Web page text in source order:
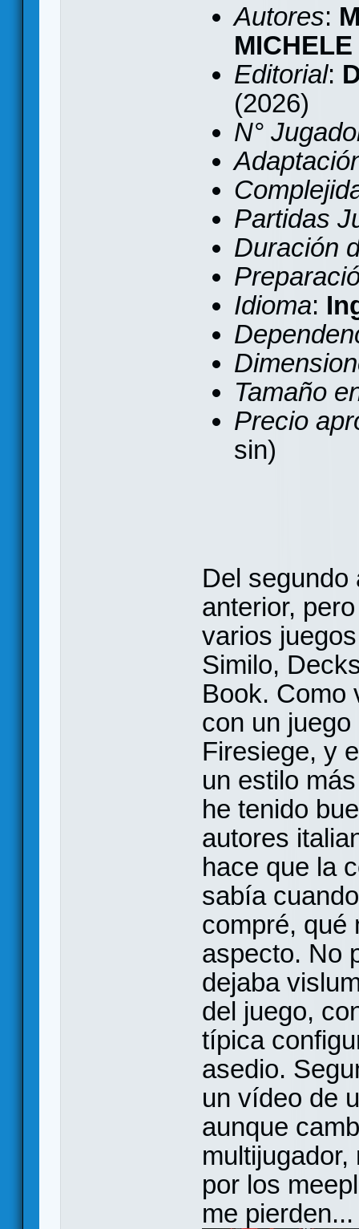
Autores:
Editorial:
(2026)
N°
Partidas
Duración
Idioma:
Tamaño
Precio
sin)
Del segundo
anterior,
varios
Similo,
Book. Como
con un
Firesiege, y
un estilo
he tenido
autores
hace que la
sabía
compré, qué
aspecto. No
dejaba
del juego,
típica
asedio.
un vídeo de
aunque
por los
me pierden...